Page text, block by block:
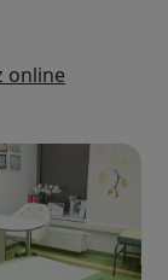
i
online